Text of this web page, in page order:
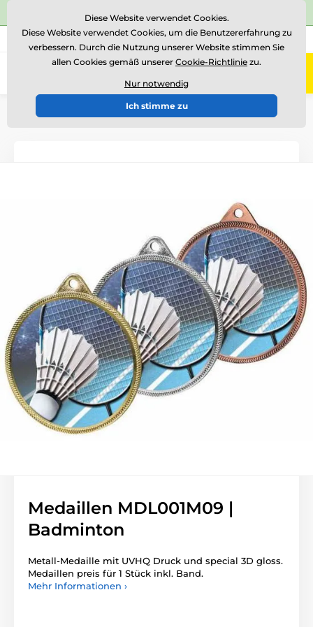
⭐Siehe 504 verifizierte Bewertungen auf
Rufen Sie uns an (Mo-Fr 15-18) +43 676 361 37 22
0
Einführung
Medaillen aus Metall
Medaillen MDL001M09 |
Badminton
Metall-Medaille mit UVHQ Druck und special 3D gloss.
Medaillen preis für 1 Stück inkl. Band.
Mehr Informationen ›
Diese Website verwendet Cookies.
Diese Website verwendet Cookies, um die Benutzererfahrung zu
verbessern. Durch die Nutzung unserer Website stimmen Sie
allen Cookies gemäß unserer Cookie-Richtlinie zu.
Nur notwendig
Ich stimme zu